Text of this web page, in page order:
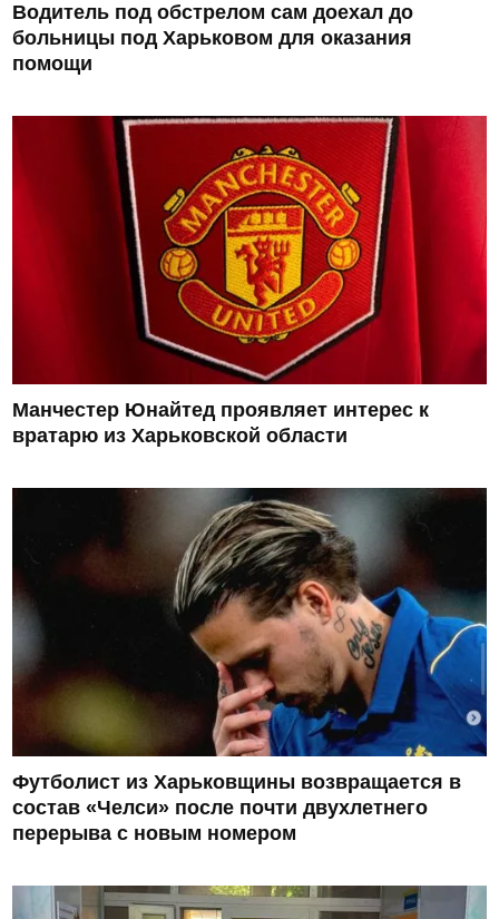
Водитель под обстрелом сам доехал до
больницы под Харьковом для оказания
помощи
Манчестер Юнайтед проявляет интерес к
вратарю из Харьковской области
Футболист из Харьковщины возвращается в
состав «Челси» после почти двухлетнего
перерыва с новым номером